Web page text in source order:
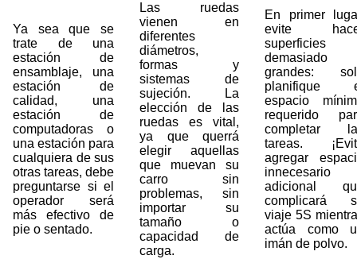
Ya sea que se
trate de una
estación de
ensamblaje, una
estación de
calidad, una
estación de
computadoras o
una estación para
cualquiera de sus
otras tareas, debe
preguntarse si el
operador será
más efectivo de
pie o sentado.
Las ruedas
vienen en
diferentes
diámetros,
formas y
sistemas de
sujeción. La
elección de las
ruedas es vital,
ya que querrá
elegir aquellas
que muevan su
carro sin
problemas, sin
importar su
tamaño o
capacidad de
carga.
En primer
evite
superficies
demasiado
grandes:
planifique
espacio
requerido
completar
tareas.
agregar
innecesario
adicional
complicará
viaje 5S
actúa como
imán de polvo.